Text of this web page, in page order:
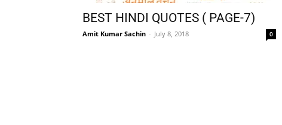
BEST HINDI QUOTES ( PAGE-7)
Amit Kumar Sachin - July 8, 2018 0